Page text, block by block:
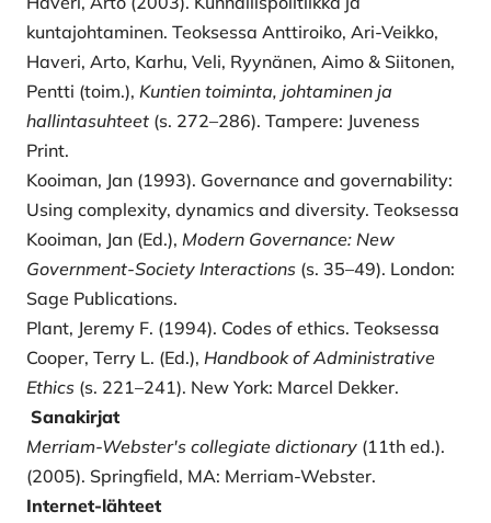
kuntajohtaminen. Teoksessa Anttiroiko, Ari-Veikko,
Haveri, Arto, Karhu, Veli, Ryynänen, Aimo & Siitonen,
Pentti (toim.), Kuntien toiminta, johtaminen ja
hallintasuhteet (s. 272–286). Tampere: Juveness
Print.
Kooiman, Jan (1993). Governance and governability:
Using complexity, dynamics and diversity. Teoksessa
Kooiman, Jan (Ed.), Modern Governance: New
Government-Society Interactions (s. 35–49). London:
Sage Publications.
Plant, Jeremy F. (1994). Codes of ethics. Teoksessa
Cooper, Terry L. (Ed.), Handbook of Administrative
Ethics (s. 221–241). New York: Marcel Dekker.
Sanakirjat
Merriam-Webster's collegiate dictionary (11th ed.).
(2005). Springfield, MA: Merriam-Webster.
Internet-lähteet